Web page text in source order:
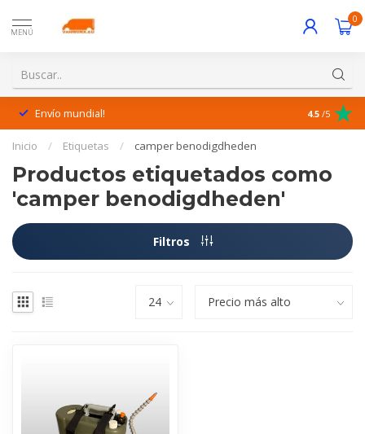
MENÚ
0
Envío mundial! ¡Excelente
4.5 /5
Inicio / Etiquetas / camper benodigdheden
Productos etiquetados como
'camper benodigdheden'
Filtros